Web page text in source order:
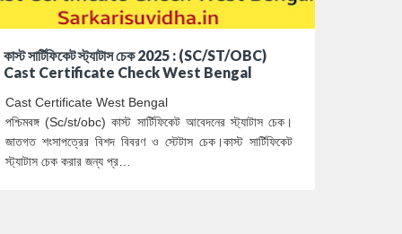
কাস্ট সার্টিফিকেট স্ট্যাটাস চেক 2025 : (SC/ST/OBC)
Cast Certificate Check West Bengal
Cast Certificate West Bengal
পশ্চিমবঙ্গ (Sc/st/obc) কাস্ট সার্টিফিকেট আবেদনের স্ট্যাটাস চেক।
জাতগত শংসাপত্রের বিশদ বিবরণ ও স্টেটাস চেক।কাস্ট সার্টিফিকেট
স্ট্যাটাস চেক করার জন্য প্র…